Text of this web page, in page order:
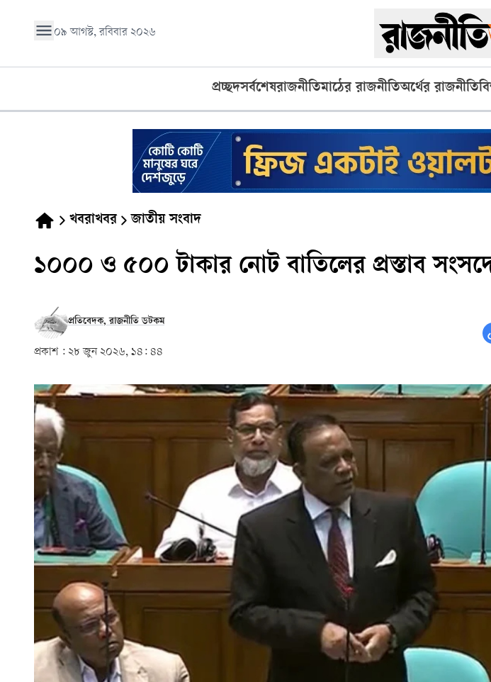
০৯ আগস্ট, রবিবার ২০২৬
প্রচ্ছদসর্বশেষরাজনীতিমাঠের রাজনীতিঅর্থের রাজনীতি
খবরাখবর জাতীয় সংবাদ
১০০০ ও ৫০০ টাকার নোট বাতিলের প্রস্তাব
প্রতিবেদক, রাজনীতি ডটকম
প্রকাশ : ২৮ জুন ২০২৬, ১৪: ৪৪